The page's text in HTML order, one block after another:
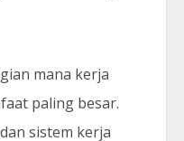
mana kerja
paling besar.
sistem kerja